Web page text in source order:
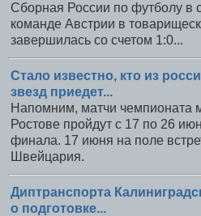
Сборная России по футболу в
команде Австрии в
завершилась со счетом 1:0...
Стало известно, кто из
звезд приедет...
Напомним, матчи чемпионата
Ростове пройдут с 17 по 26
финала. 17 июня на поле
Швейцария.
Диптранспорта
о подготовке...